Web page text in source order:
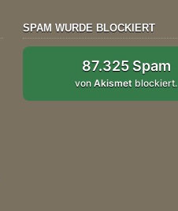
SPAM WURDE BLOCKIERT
87.325 Spam
vonAkismet blockiert.